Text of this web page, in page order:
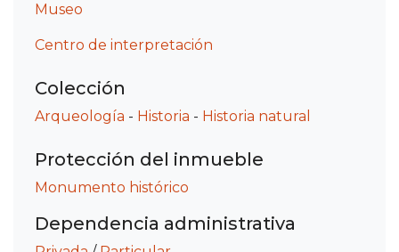
Museo
Centro de interpretación
Colección
Arqueología - Historia - Historia natural
Protección del inmueble
Monumento histórico
Dependencia administrativa